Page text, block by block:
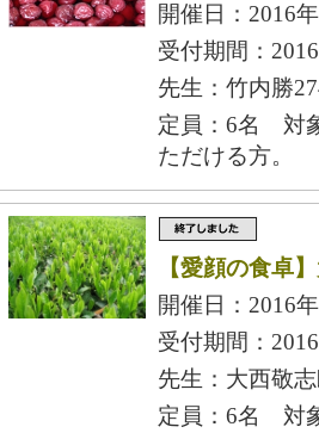
開催日：2016
受付期間：
先生：竹内勝
定員：6名 対
ただける方。
【愛顔の食卓
開催日：2016
受付期間：
先生：大西敬
定員：6名 対